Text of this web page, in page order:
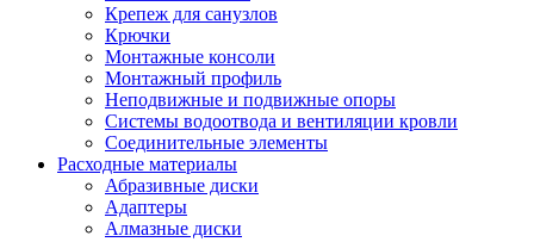
Крепеж для санузлов
Крючки
Монтажные консоли
Монтажный профиль
Неподвижные и подвижные опоры
Системы водоотвода и вентиляции кровли
Соединительные элементы
Расходные материалы
Абразивные диски
Адаптеры
Алмазные диски